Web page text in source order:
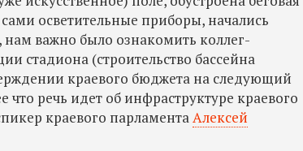
осветительные приборы, начались
важно было ознакомить коллег-
стадиона (строительство бассейна
краевого бюджета на следующий
речь идет об инфраструктуре краевого
краевого парламентаАлексей